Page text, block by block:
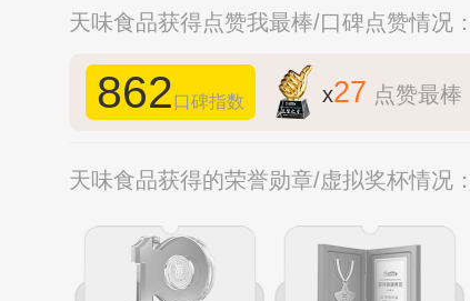
天味食品获得点赞我最棒/口碑点赞情况：
862口碑指数 x27 点赞最棒
天味食品获得的荣誉勋章/虚拟奖杯情况：